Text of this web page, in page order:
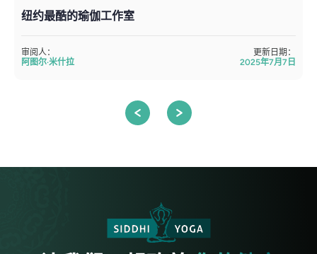
纽约最酷的瑜伽工作室
审阅人：
阿图尔·米什拉
更新日期：
2025年7月7日